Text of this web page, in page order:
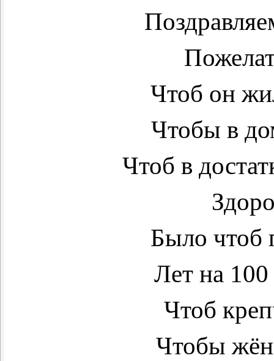
Чтоб он
Чтобы в
Чтоб в
Было
Лет на
Чтоб
Чтобы